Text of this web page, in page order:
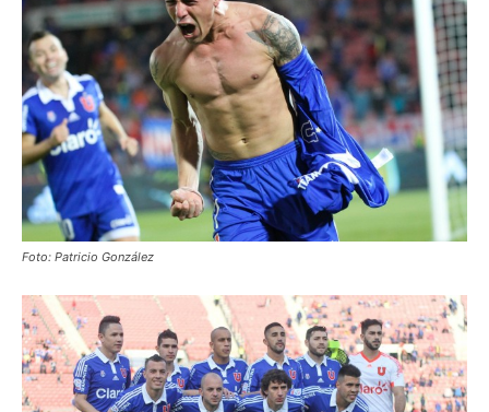
Foto: Patricio González